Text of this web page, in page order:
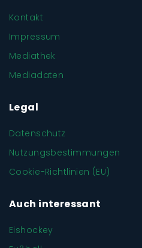
Kontakt
Impressum
Mediathek
Mediadaten
Legal
Datenschutz
Nutzungsbestimmungen
Cookie-Richtlinien (EU)
Auch interessant
Eishockey